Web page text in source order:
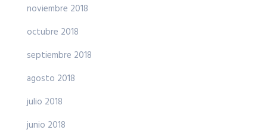
noviembre 2018
octubre 2018
septiembre 2018
agosto 2018
julio 2018
junio 2018